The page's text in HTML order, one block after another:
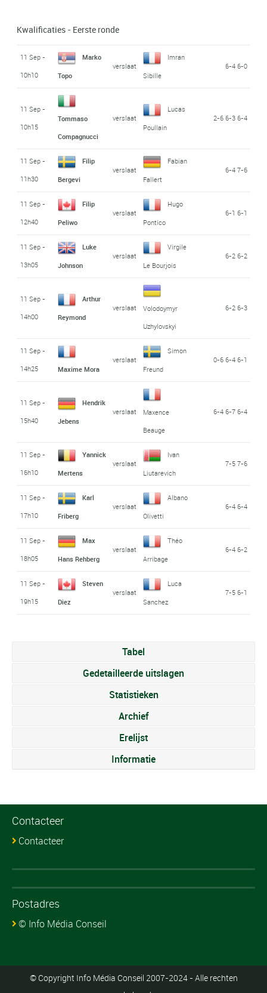
Kwalificaties - Eerste ronde
11 Sep -
10h10
Marko
Topo
verslaat
Imran
Sibille
6-4 6-0
11 Sep -
10h15
Tommaso
Compagnucci
verslaat
Lucas
Poullain
2-6 6-3 6-4
11 Sep -
11h30
Filip
Bergevi
verslaat
Fabian
Fallert
6-4 7-6
11 Sep -
12h40
Filip
Peliwo
verslaat
Hugo
Pontico
6-1 6-1
11 Sep -
13h05
Luke
Johnson
verslaat
Virgile
Le Bourjois
6-2 6-2
11 Sep -
14h00
Arthur
Reymond
verslaat
Volodoymyr
Uzhylovskyi
6-2 6-3
11 Sep -
14h25
Maxime Mora
verslaat
Simon
Freund
0-6 6-4 6-1
11 Sep -
15h40
Hendrik
Jebens
verslaat
Maxence
Beauge
6-4 6-7 6-4
11 Sep -
16h10
Yannick
Mertens
verslaat
Ivan
Liutarevich
7-5 7-6
11 Sep -
17h10
Karl
Friberg
verslaat
Albano
Olivetti
6-4 6-4
11 Sep -
18h05
Max
Hans Rehberg
verslaat
Théo
Arribage
6-4 6-2
11 Sep -
19h15
Steven
Diez
verslaat
Luca
Sanchez
7-5 6-1
Tabel
Gedetailleerde uitslagen
Statistieken
Archief
Erelijst
Informatie
Contacteer
Contacteer
Postadres
© Info Média Conseil
© Copyright Info Média Conseil 2007-2024 - Alle rechten